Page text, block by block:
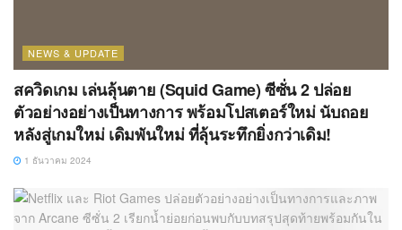
NEWS & UPDATE
สควิดเกม เล่นลุ้นตาย (Squid Game) ซีซั่น 2 ปล่อย
ตัวอย่างอย่างเป็นทางการ พร้อมโปสเตอร์ใหม่ นับถอย
หลังสู่เกมใหม่ เดิมพันใหม่ ที่ลุ้นระทึกยิ่งกว่าเดิม!
1 ธันวาคม 2024